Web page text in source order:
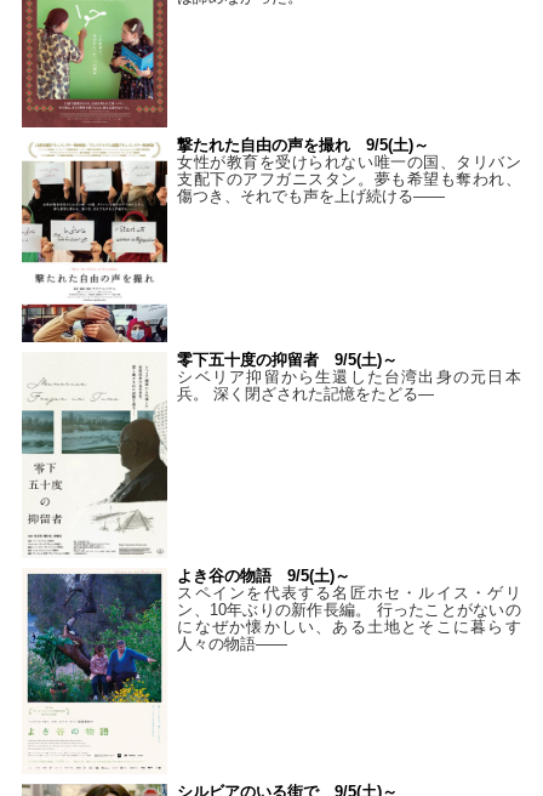
撃たれた自由の声を撮れ 9/5(土)～
女性が教育を受けられない唯一の国、タリバン
支配下のアフガニスタン。夢も希望も奪われ、
傷つき、それでも声を上げ続ける——
零下五十度の抑留者 9/5(土)～
シベリア抑留から生還した台湾出身の元日本
兵。 深く閉ざされた記憶をたどる—
よき谷の物語 9/5(土)～
スペインを代表する名匠ホセ・ルイス・ゲリ
ン、10年ぶりの新作長編。 行ったことがないの
になぜか懐かしい、ある土地とそこに暮らす
人々の物語――
シルビアのいる街で 9/5(土)～